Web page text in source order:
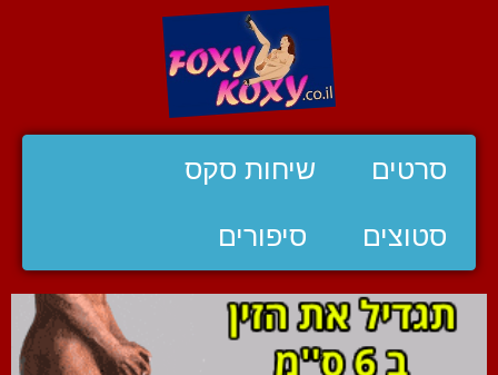
סרטים שיחות סקס
סטוצים סיפורים